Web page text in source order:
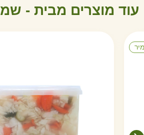
עוד מוצרים מבית - שמ